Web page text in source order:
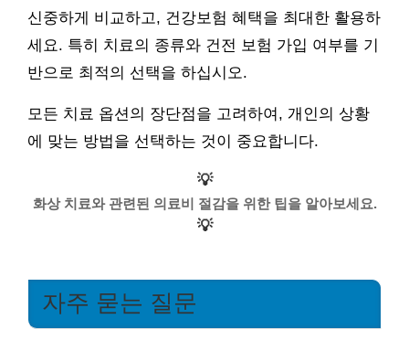
신중하게 비교하고, 건강보험 혜택을 최대한 활용하
세요. 특히 치료의 종류와 건전 보험 가입 여부를 기
반으로 최적의 선택을 하십시오.
모든 치료 옵션의 장단점을 고려하여, 개인의 상황
에 맞는 방법을 선택하는 것이 중요합니다.
💡
화상 치료와 관련된 의료비 절감을 위한 팁을 알아보세요.
💡
자주 묻는 질문